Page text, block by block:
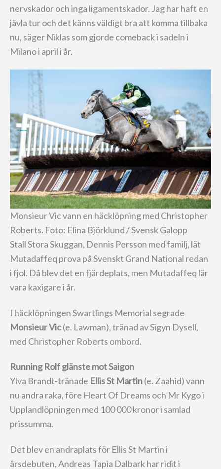
nervskador och inga ligamentskador. Jag har haft en
jävla tur och det känns väldigt bra att komma tillbaka
nu, säger Niklas som gjorde comeback i sadeln i
Milano i april i år.
Monsieur Vic vann en häcklöpning med Christopher
Roberts. Foto: Elina Björklund / Svensk Galopp
Stall Stora Skuggan, Dennis Persson med familj, lät
Mutadaffeq prova på Svenskt Grand National redan
i fjol. Då blev det en fjärdeplats, men Mutadaffeq lär
vara kaxigare i år.
I häcklöpningen Swartlings Memorial segrade
Monsieur Vic(e. Lawman), tränad av Sigyn Dysell,
med Christopher Roberts ombord.
Running Rolf glänste mot Saigon
Ylva Brandt-tränade Ellis St Martin(e. Zaahid) vann
nu andra raka, före Heart Of Dreams och Mr Kygo i
Upplandlöpningen med 100 000 kronor i samlad
prissumma.
Det blev en andraplats för Ellis St Martin i
årsdebuten, Andreas Tapia Dalbark har ridit i